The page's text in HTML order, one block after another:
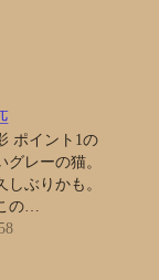
ポイント1の
グレーの猫。
しぶりかも。
の…